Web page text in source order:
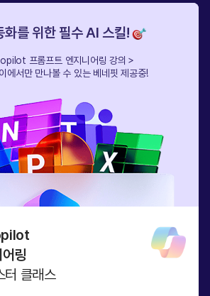
화를 위한 필수 AI 스킬!
프롬프트 엔지니어링 강의＞
에서만 만나볼 수 있는 베네핏 제공중!
링
클래스